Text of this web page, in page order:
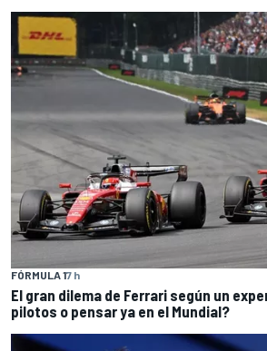
FÓRMULA 17 h
El gran dilema de Ferrari según un
pilotos o pensar ya en el Mundial?